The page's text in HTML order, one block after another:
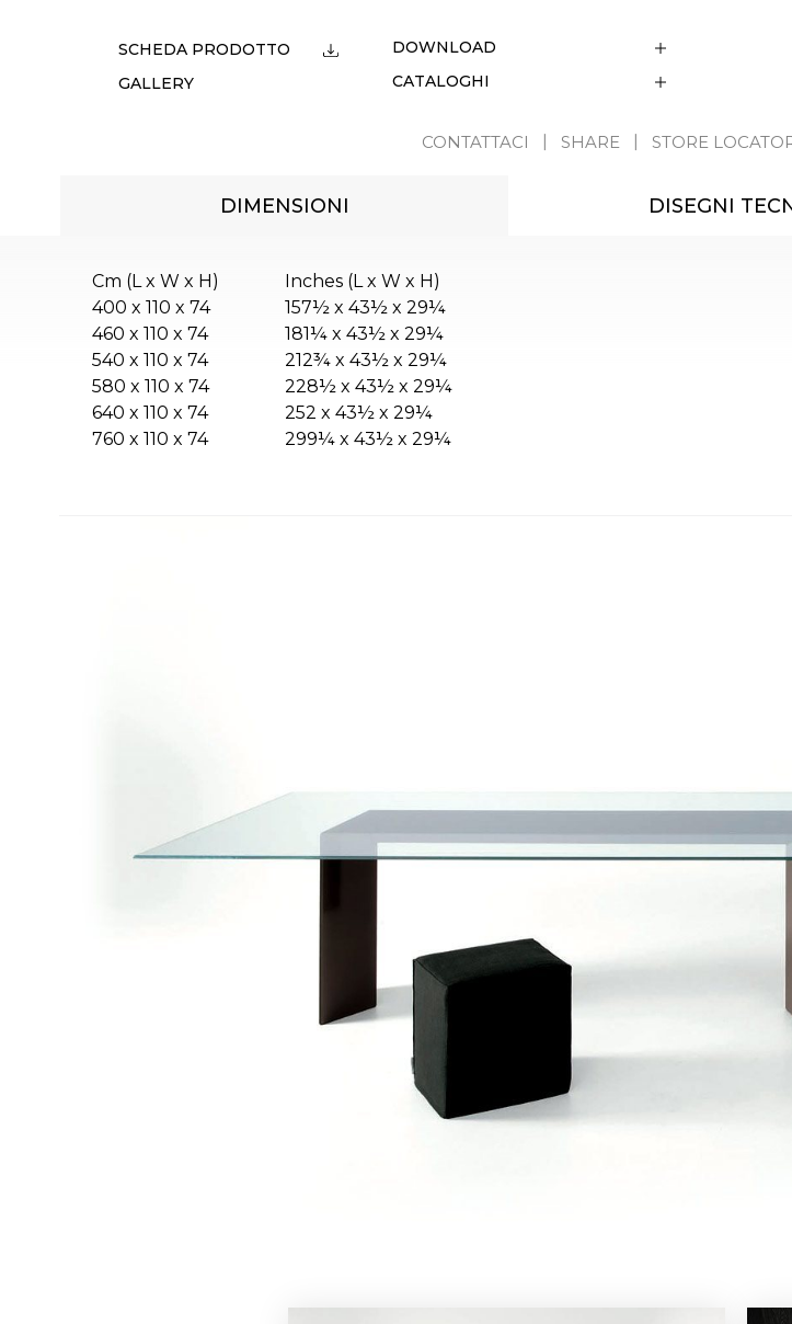
SCHEDA PRODOTTO
GALLERY
DOWNLOAD
CATALOGHI
CONTATTACI SHARE STORE
DIMENSIONI DISEGNI
Cm (L x W x H)
400 x 110 x 74
460 x 110 x 74
540 x 110 x 74
580 x 110 x 74
640 x 110 x 74
760 x 110 x 74
Inches (L x W x H)
157½ x 43½ x 29¼
181¼ x 43½ x 29¼
212¾ x 43½ x 29¼
228½ x 43½ x 29¼
252 x 43½ x 29¼
299¼ x 43½ x 29¼